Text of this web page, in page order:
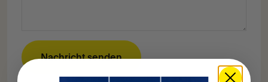
Nachricht senden